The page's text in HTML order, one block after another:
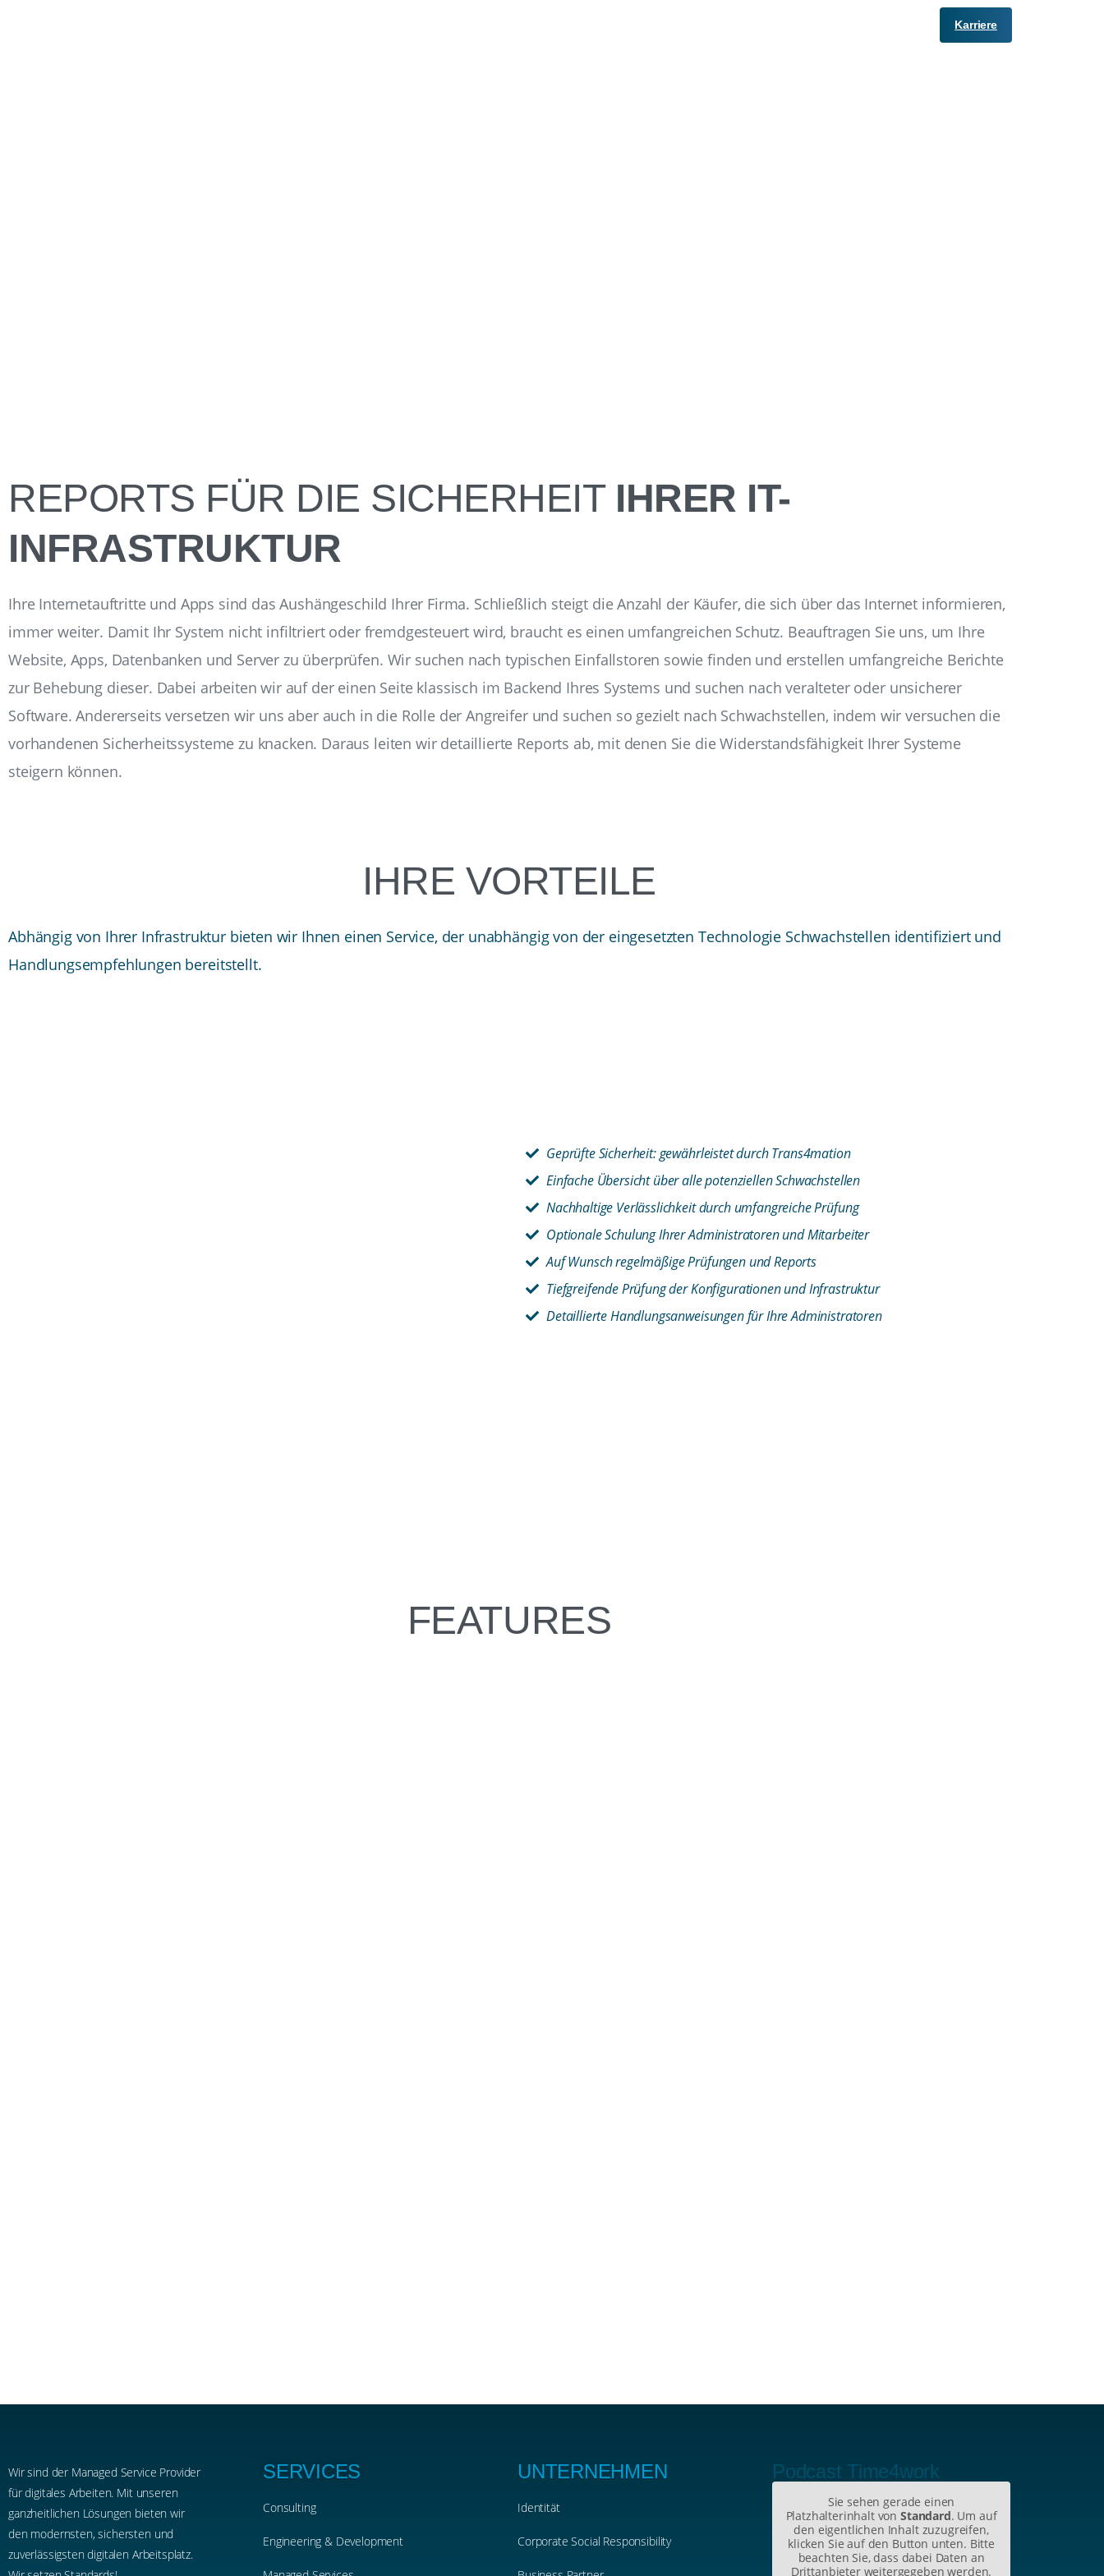
Karriere
REPORTS FÜR DIE SICHERHEIT IHRER IT-
INFRASTRUKTUR
Ihre Internetauftritte und Apps sind das Aushängeschild Ihrer Firma. Schließlich steigt die Anzahl der Käufer, die sich über das Internet informieren,
immer weiter. Damit Ihr System nicht infiltriert oder fremdgesteuert wird, braucht es einen umfangreichen Schutz. Beauftragen Sie uns, um Ihre
Website, Apps, Datenbanken und Server zu überprüfen. Wir suchen nach typischen Einfallstoren sowie finden und erstellen umfangreiche Berichte
zur Behebung dieser. Dabei arbeiten wir auf der einen Seite klassisch im Backend Ihres Systems und suchen nach veralteter oder unsicherer
Software. Andererseits versetzen wir uns aber auch in die Rolle der Angreifer und suchen so gezielt nach Schwachstellen, indem wir versuchen die
vorhandenen Sicherheitssysteme zu knacken. Daraus leiten wir detaillierte Reports ab, mit denen Sie die Widerstandsfähigkeit Ihrer Systeme
steigern können.
IHRE VORTEILE
Abhängig von Ihrer Infrastruktur bieten wir Ihnen einen Service, der unabhängig von der eingesetzten Technologie Schwachstellen identifiziert und
Handlungsempfehlungen bereitstellt.
Geprüfte Sicherheit: gewährleistet durch Trans4mation
Einfache Übersicht über alle potenziellen Schwachstellen
Nachhaltige Verlässlichkeit durch umfangreiche Prüfung
Optionale Schulung Ihrer Administratoren und Mitarbeiter
Auf Wunsch regelmäßige Prüfungen und Reports
Tiefgreifende Prüfung der Konfigurationen und Infrastruktur
Detaillierte Handlungsanweisungen für Ihre Administratoren
FEATURES
Wir sind der Managed Service Provider
für digitales Arbeiten. Mit unseren
ganzheitlichen Lösungen bieten wir
den modernsten, sichersten und
zuverlässigsten digitalen Arbeitsplatz.
SERVICES
Consulting
Engineering & Development
UNTERNEHMEN
Identität
Corporate Social Responsibility
Podcast Time4work
Sie sehen gerade einen
Platzhalterinhalt von Standard. Um auf
den eigentlichen Inhalt zuzugreifen,
klicken Sie auf den Button unten. Bitte
beachten Sie, dass dabei Daten an
Drittanbieter weitergegeben werden.